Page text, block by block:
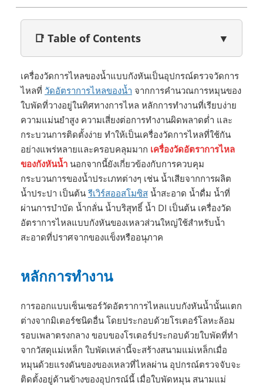
📑 Table of Contents ▼
เครื่องวัดการไหลของน้ำแบบกังหันเป็นอุปกรณ์ตรวจวัดการ
ไหลที่ วัดอัตราการไหลของน้ำ จากการคำนวณการหมุนของ
ใบพัดที่วางอยู่ในทิศทางการไหล หลักการทำงานที่เรียบง่าย
ความแม่นยำสูง ความเสี่ยงต่อการทำงานผิดพลาดต่ำ และ
กระบวนการติดตั้งง่าย ทำให้เป็นเครื่องวัดการไหลที่ใช้กัน
อย่างแพร่หลายและครอบคลุมมาก เครื่องวัดอัตราการไหล
ของกังหันน้ำนอกจากนี้ยังเกี่ยวข้องกับการควบคุม
กระบวนการของน้ำประเภทต่างๆ เช่น น้ำเสียจากการผลิต
น้ำประปา เป็นต้น รีเวิร์สออสโมซิสน้ำสะอาด น้ำดื่ม น้ำที่
ผ่านการบำบัด น้ำกลั่น น้ำบริสุทธิ์ น้ำ DI เป็นต้น เครื่องวัด
อัตราการไหลแบบกังหันของเหลวส่วนใหญ่ใช้สำหรับน้ำ
สะอาดที่ปราศจากของแข็งหรืออนุภาค
หลักการทำงาน
การออกแบบเซ็นเซอร์วัดอัตราการไหลแบบกังหันน้ำนั้นแตก
ต่างจากมิเตอร์ชนิดอื่น โดยประกอบด้วยโรเตอร์โลหะล้อม
รอบเพลาตรงกลาง ขอบของโรเตอร์ประกอบด้วยใบพัดที่ทำ
จากวัสดุแม่เหล็ก ใบพัดเหล่านี้จะสร้างสนามแม่เหล็กเมื่อ
หมุนด้วยแรงดันของของเหลวที่ไหลผ่าน อุปกรณ์ตรวจจับจะ
ติดตั้งอยู่ด้านข้างของอุปกรณ์นี้ เมื่อใบพัดหมุน สนามแม่